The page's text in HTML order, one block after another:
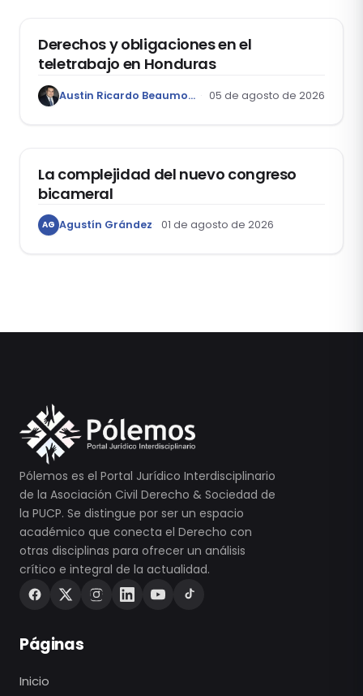
Derechos y obligaciones en el
teletrabajo en Honduras
Austin Ricardo Beaumont Rivera 05 de agosto de 2026
La complejidad del nuevo congreso
bicameral
AG Agustín Grández 01 de agosto de 2026
Pólemos es el Portal Jurídico Interdisciplinario
de la Asociación Civil Derecho & Sociedad de
la PUCP. Se distingue por ser un espacio
académico que conecta el Derecho con
otras disciplinas para ofrecer un análisis
crítico e integral de la actualidad.
Páginas
Inicio